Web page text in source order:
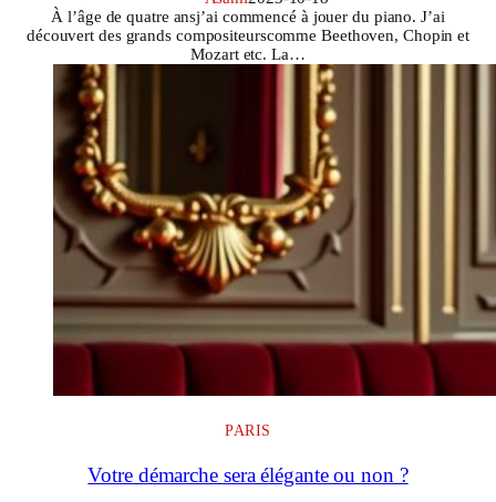
À l’âge de quatre ansj’ai commencé à jouer du piano. J’ai
découvert des grands compositeurscomme Beethoven, Chopin et
Mozart etc. La…
PARIS
Votre démarche sera élégante ou non ?